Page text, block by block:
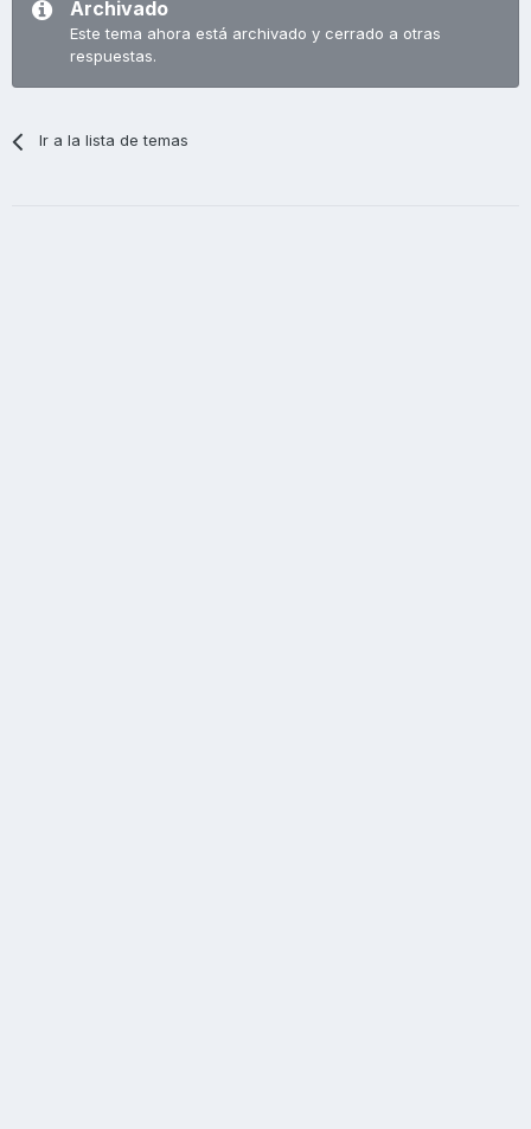
Archivado
Este tema ahora está archivado y cerrado a otras
respuestas.
Ir a la lista de temas